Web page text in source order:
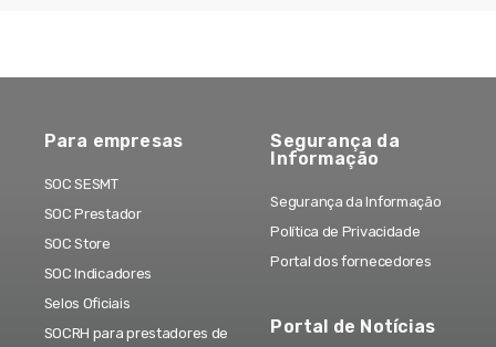
Para empresas
SOC SESMT
SOC Prestador
SOC Store
SOC Indicadores
Selos Oficiais
SOCRH para prestadores de
Segurança da
Informação
Segurança da Informação
Política de Privacidade
Portal dos fornecedores
Portal de Notícias